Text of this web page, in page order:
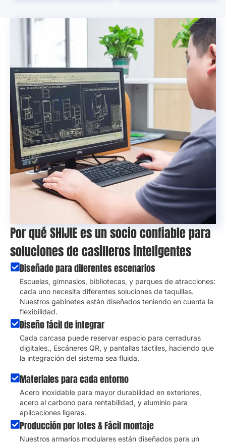
Por qué SHIJIE es un socio confiable para
soluciones de casilleros inteligentes
Diseñado para diferentes escenarios
Escuelas, gimnasios, bibliotecas, y parques de atracciones:
cada uno necesita diferentes soluciones de taquillas.
Nuestros gabinetes están diseñados teniendo en cuenta la
flexibilidad.
Diseño fácil de integrar
Cada carcasa puede reservar espacio para cerraduras
digitales., Escáneres QR, y pantallas táctiles, haciendo que
la integración del sistema sea fluida.
Materiales para cada entorno
Acero inoxidable para mayor durabilidad en exteriores,
acero al carbono para rentabilidad, y aluminio para
aplicaciones ligeras.
Producción por lotes & Fácil montaje
Nuestros armarios modulares están diseñados para un